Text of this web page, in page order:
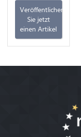
Veröffentlichen
Sie jetzt
einen Artikel